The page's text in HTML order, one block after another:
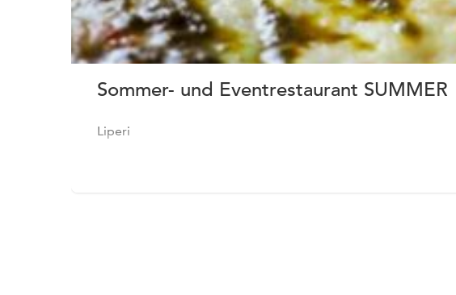
Sommer- und Eventrestaurant SUMMER
Liperi